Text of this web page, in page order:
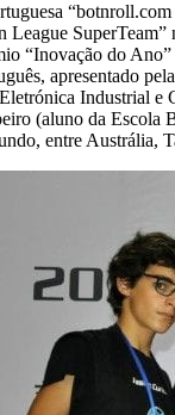
League
“Inovação do
apresentado
Industrial e
(aluno da Escola
entre Austrália,